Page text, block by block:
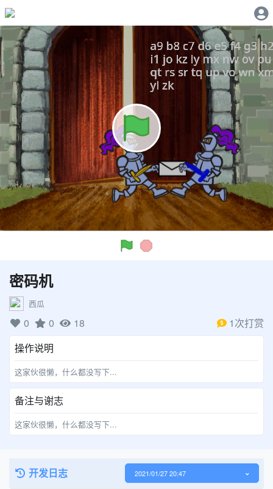
密码机
西瓜
0 0 18
1次打赏
操作说明
这家伙很懒，什么都没写下...
备注与谢志
这家伙很懒，什么都没写下...
开发日志 2021/01/27 20:47